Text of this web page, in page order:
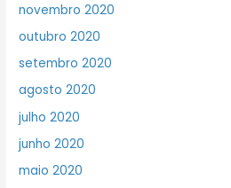
novembro 2020
outubro 2020
setembro 2020
agosto 2020
julho 2020
junho 2020
maio 2020